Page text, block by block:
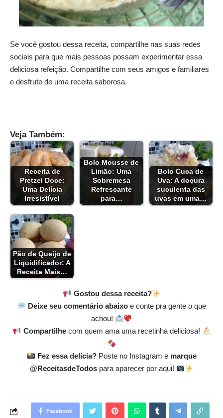
Se você gostou dessa receita, compartilhe nas suas redes
sociais para que mais pessoas possam experimentar essa
deliciosa refeição. Compartilhe com seus amigos e familiares
e desfrute de uma receita saborosa.
Veja Também:
Receita de
Pretzel Doce:
Uma Delícia
Irresistível
Bolo Mousse de
Limão: Uma
Sobremesa
Refrescante
para…
Bolo Cuca de
Uva: A doçura
suculenta das
uvas em uma…
Pão de Queijo de
Liquidificador: A
Receita Mais…
Gostou dessa receita?
Deixe seu comentário abaixoe conte pra gente o que
achou!
Compartilhecom quem ama uma recetinha deliciosa!
Fez essa delícia?Poste no Instagram e marque
@ReceitasdeTodospara aparecer por aqui!
Facebook